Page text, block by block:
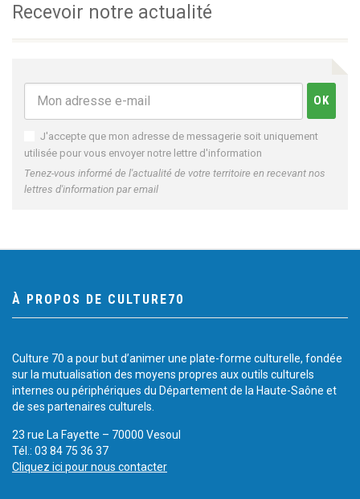
Recevoir notre actualité
J'accepte que mon adresse de messagerie soit uniquement
utilisée pour vous envoyer notre lettre d'information
Tenez-vous informé de l'actualité de votre territoire en recevant nos
lettres d'information par email
À PROPOS DE CULTURE70
Culture 70 a pour but d’animer une plate-forme culturelle, fondée
sur la mutualisation des moyens propres aux outils culturels
internes ou périphériques du Département de la Haute-Saône et
de ses partenaires culturels.
23 rue La Fayette – 70000 Vesoul
Tél.: 03 84 75 36 37
Cliquez ici pour nous contacter